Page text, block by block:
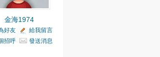
金海1974
好友
給我留言
招呼
發送消息